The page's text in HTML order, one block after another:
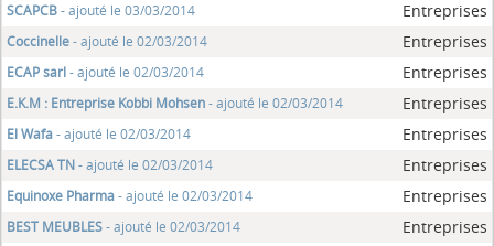
SCAPCB- ajouté le 03/03/2014 Entreprises
Coccinelle- ajouté le 02/03/2014 Entreprises
ECAP sarl- ajouté le 02/03/2014 Entreprises
E.K.M : Entreprise Kobbi Mohsen- ajouté le 02/03/2014 Entreprises
El Wafa- ajouté le 02/03/2014 Entreprises
ELECSA TN- ajouté le 02/03/2014 Entreprises
Equinoxe Pharma- ajouté le 02/03/2014 Entreprises
BEST MEUBLES- ajouté le 02/03/2014 Entreprises